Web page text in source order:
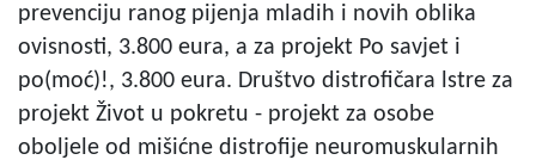
prevenciju ranog pijenja mladih i novih oblika
ovisnosti, 3.800 eura, a za projekt Po savjet i
po(moć)!, 3.800 eura. Društvo distrofičara lstre za
projekt Život u pokretu - projekt za osobe
oboljele od mišićne distrofije neuromuskularnih